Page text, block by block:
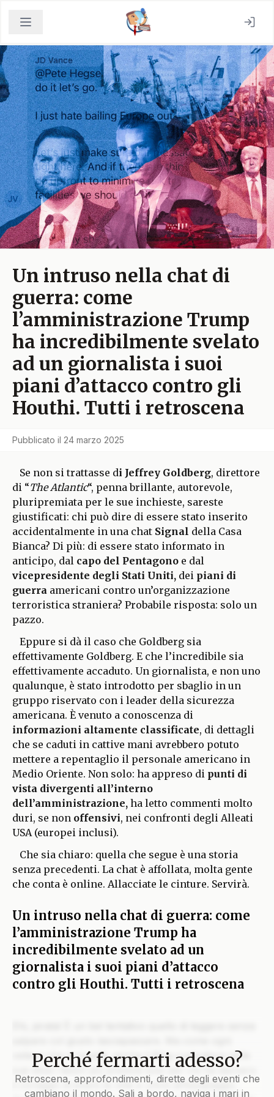
Un intruso nella chat di
guerra: come
l’amministrazione Trump
ha incredibilmente svelato
ad un giornalista i suoi
piani d’attacco contro gli
Houthi. Tutti i retroscena
Pubblicato il 24 marzo 2025
Se non si trattasse di Jeffrey Goldberg, direttore
di “The Atlantic“, penna brillante, autorevole,
pluripremiata per le sue inchieste, sareste
giustificati: chi può dire di essere stato inserito
accidentalmente in una chat Signal della Casa
Bianca? Di più: di essere stato informato in
anticipo, dal capo del Pentagono e dal
vicepresidente degli Stati Uniti, dei piani di
guerra americani contro un’organizzazione
terroristica straniera? Probabile risposta: solo un
pazzo.
Eppure si dà il caso che Goldberg sia
effettivamente Goldberg. E che l’incredibile sia
effettivamente accaduto. Un giornalista, e non uno
qualunque, è stato introdotto per sbaglio in un
gruppo riservato con i leader della sicurezza
americana. È venuto a conoscenza di
informazioni altamente classificate, di dettagli
che se caduti in cattive mani avrebbero potuto
mettere a repentaglio il personale americano in
Medio Oriente. Non solo: ha appreso di punti di
vista divergenti all’interno
dell’amministrazione, ha letto commenti molto
duri, se non offensivi, nei confronti degli Alleati
USA (europei inclusi).
Che sia chiaro: quella che segue è una storia
senza precedenti. La chat è affollata, molta gente
che conta è online. Allacciate le cinture. Servirà.
Un intruso nella chat di guerra: come
l’amministrazione Trump ha
incredibilmente svelato ad un
giornalista i suoi piani d’attacco
contro gli Houthi. Tutti i retroscena
veliero che si rispetti, anche il Blog custodisce nelle
sue stive i tesori più preziosi solo per chi ha davvero
il coraggio di issare le vele e unirsi all’equipaggio.
Perché fermarti adesso?
Retroscena, approfondimenti, dirette degli eventi che
cambiano il mondo. Sali a bordo, naviga i mari in